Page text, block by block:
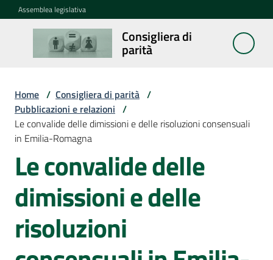
Vai al contenuto
Vai alla navigazione
Vai al footer
Assemblea legislativa
Consigliera di
parità
Consigliera
di parità
Cosa
fa
Notizie
La
rete
Home / Consigliera di parità /
Pubblicazioni e relazioni /
Le convalide delle dimissioni e delle risoluzioni consensuali
in Emilia-Romagna
Le convalide delle
dimissioni e delle
risoluzioni